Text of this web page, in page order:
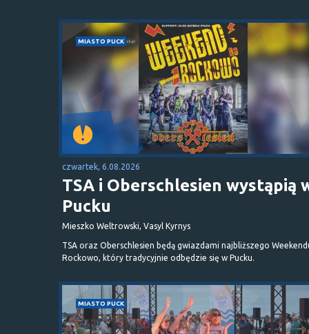
MIASTO PUCK
czwartek, 6.08.2026
TSA i Oberschlesien wystąpią
Pucku
Mieszko Weltrowski, Vasyl Kyrnys
TSA oraz Oberschlesien będą gwiazdami najbliższego
Rockowo, który tradycyjnie odbędzie się w Pucku.
MIASTO PUCK